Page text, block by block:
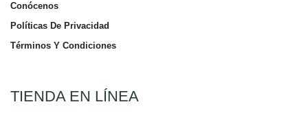
Conócenos
Políticas De Privacidad
Términos Y Condiciones
TIENDA EN LÍNEA